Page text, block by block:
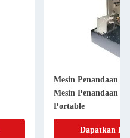
Mesin Penandaan
Mesin Penandaan
Portable
Dapatkan